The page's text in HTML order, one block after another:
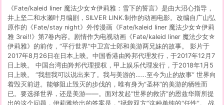
魔法少女伊莉雅 第三季
Fate/stay night -UBW-
Fate/EXTRA Last Encore
Fate/stay night
Fate/stay night Heaven's Feel I.presage flower
君主·埃尔梅罗二世事件簿 魔眼收集列车 Grace note
空之境界(TV版)
Fate/Zero 第二季
魔法少女伊莉雅剧场版 Licht 无名的少女
Fate/stay night Heaven's Feel III.spring song
Fate/Grand Order 绝对魔兽战线 巴比伦尼亚
《Fate/kaleid liner 魔法少女☆伊莉雅：雪下的誓言》是由大沼心指导，
井上坚二和水濑叶月编剧，SILVER LINK.制作的动画电影。改编自广山弘
原作的《Fate/stay night》外传漫画《Fate/kaleid liner 魔法少女☆伊莉
雅 3rei!!》第7卷内容。剧情作为电视动画《Fate/kaleid liner 魔法少女☆
伊莉雅》的前传，“平行世界”中卫宫士郎和美游两兄妹的故事。 影片于
2017年8月26日在日本上映。中国香港由羚邦代理发行，于2017年12月7
日上映。 中国台湾由羚邦代理授权，甲上娱乐代理发行，于2018年1月5
日上映。 “我想我可以说出来了。我与美游的……至今为止的故事” 世界向
着毁灭前进。能够阻止毁灭的步伐的，唯有身为“圣杯”的美游的牺牲而
已。要选择世界，还是美游——。面对发起“世界的救济”的恩兹华斯所提
出的这个问题，伊莉雅给出的答案是，“拯救双方”这种单纯的“任性”。 战